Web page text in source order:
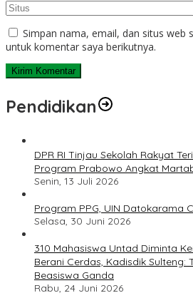
Simpan nama, email, dan situs web
untuk komentar saya berikutnya.
Pendidikan
DPR RI Tinjau Sekolah Rakyat
Program Prabowo Angkat
Senin, 13 Juli 2026
Program PPG, UIN Datokarama
Selasa, 30 Juni 2026
310 Mahasiswa Untad Diminta
Berani Cerdas, Kadisdik Sulteng:
Beasiswa Ganda
Rabu, 24 Juni 2026